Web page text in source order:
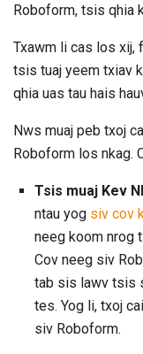
Roboform, tsis qhia
Txawm li cas los xij,
tsis tuaj yeem txiav
qhia uas tau hais
Nws muaj peb txoj
Roboform los nkag.
Tsis muaj Kev
ntau yog siv cov
neeg koom nrog
Cov neeg siv
tab sis lawv tsis
tes. Yog li, txoj
siv Roboform.